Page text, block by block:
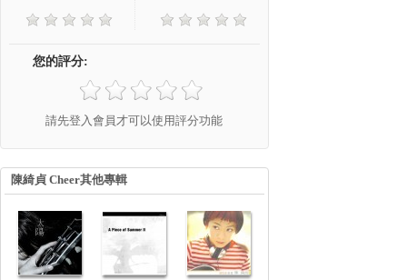
您的評分:
請先登入會員才可以使用評分功能
陳綺貞 Cheer其他專輯